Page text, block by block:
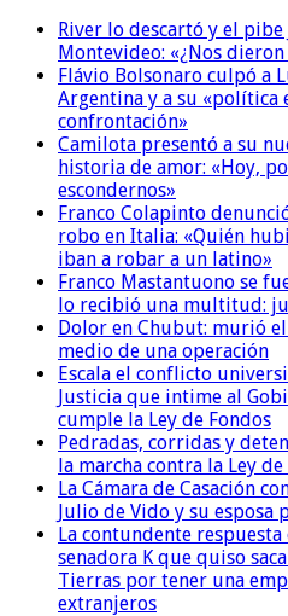
River lo descartó y el
Montevideo: «¿Nos dieron
Flávio Bolsonaro culpó a
Argentina y a su
confrontación»
Camilota presentó a su
historia de amor: «Hoy,
escondernos»
Franco Colapinto
robo en Italia: «Quién
iban a robar a un latino»
Franco Mastantuono se
lo recibió una multitud:
Dolor en Chubut: murió
medio de una operación
Escala el conflicto
Justicia que intime al
cumple la Ley de Fondos
Pedradas, corridas y
la marcha contra la Ley
La Cámara de Casación
Julio de Vido y su
La contundente respuesta
senadora K que quiso
Tierras por tener una
extranjeros